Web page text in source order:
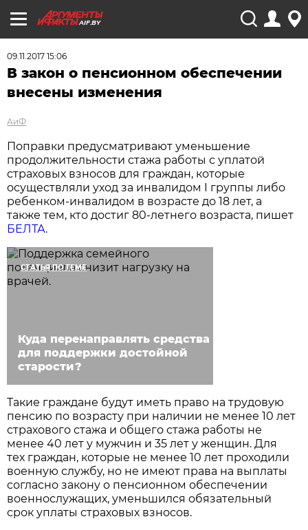
AIF.BY
09.11.2017 15:06
В закон о пенсионном обеспечении
внесены изменения
АиФ
Поправки предусматривают уменьшение
продолжительности стажа работы с уплатой
страховых взносов для граждан, которые
осуществляли уход за инвалидом I группы либо
ребенком-инвалидом в возрасте до 18 лет, а
также тем, кто достиг 80-летнего возраста, пишет
БЕЛТА.
СТАТЬЯ ПО ТЕМЕ
Куда перенаправлять средства
для поддержки достойной
старости?
Такие граждане будут иметь право на трудовую
пенсию по возрасту при наличии не менее 10 лет
страхового стажа и общего стажа работы не
менее 40 лет у мужчин и 35 лет у женщин. Для
тех граждан, которые не менее 10 лет проходили
военную службу, но не имеют права на выплаты
согласно закону о пенсионном обеспечении
военнослужащих, уменьшился обязательный
срок уплаты страховых взносов.